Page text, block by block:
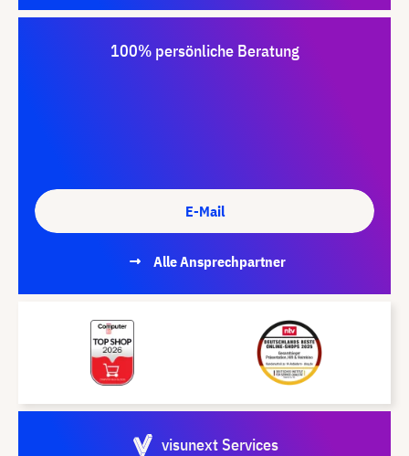
100% persönliche Beratung
E-Mail
Alle Ansprechpartner
visunext Services